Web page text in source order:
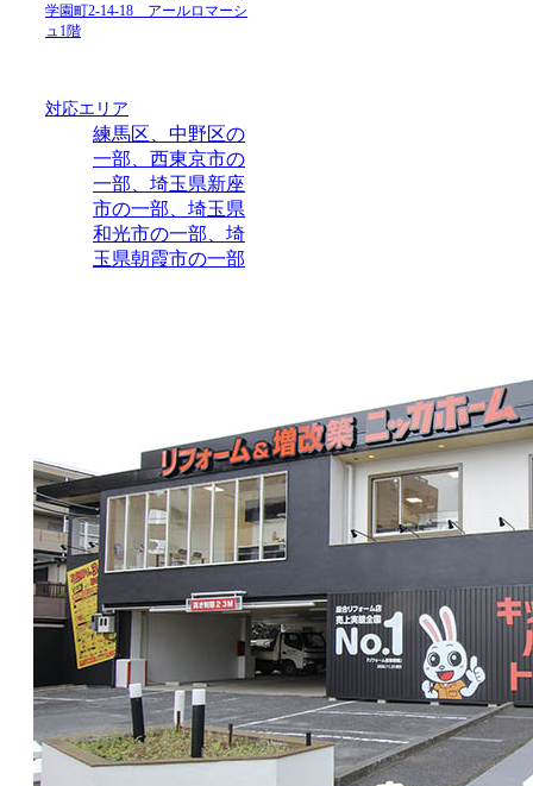
学園町2-14-18 アールロマーシ
ュ1階
対応エリア
練馬区、中野区の
一部、西東京市の
一部、埼玉県新座
市の一部、埼玉県
和光市の一部、埼
玉県朝霞市の一部